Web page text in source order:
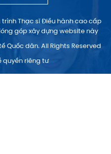
trình Thạc sĩ Điều hành cao cấp
góp xây dựng website này
Quốc dân. All Rights Reserved
quyền riêng tư